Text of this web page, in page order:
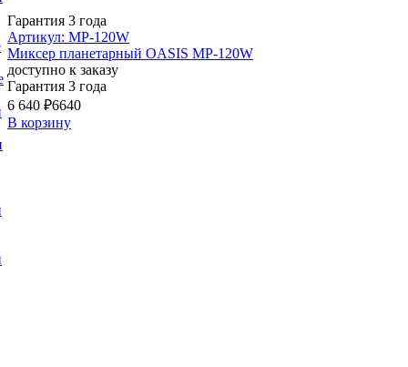
Гарантия 3 года
Артикул: MP-120W
Миксер планетарный OASIS MP-120W
доступно к заказу
Гарантия 3 года
6 640 ₽6640
В корзину